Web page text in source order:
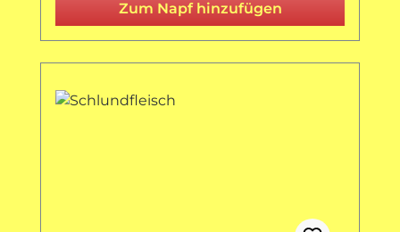
Zum Napf hinzufügen